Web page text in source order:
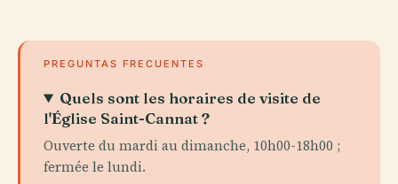
PREGUNTAS FRECUENTES
Quels sont les horaires de visite de
l'Église Saint-Cannat ?
Ouverte du mardi au dimanche, 10h00-18h00 ;
fermée le lundi.